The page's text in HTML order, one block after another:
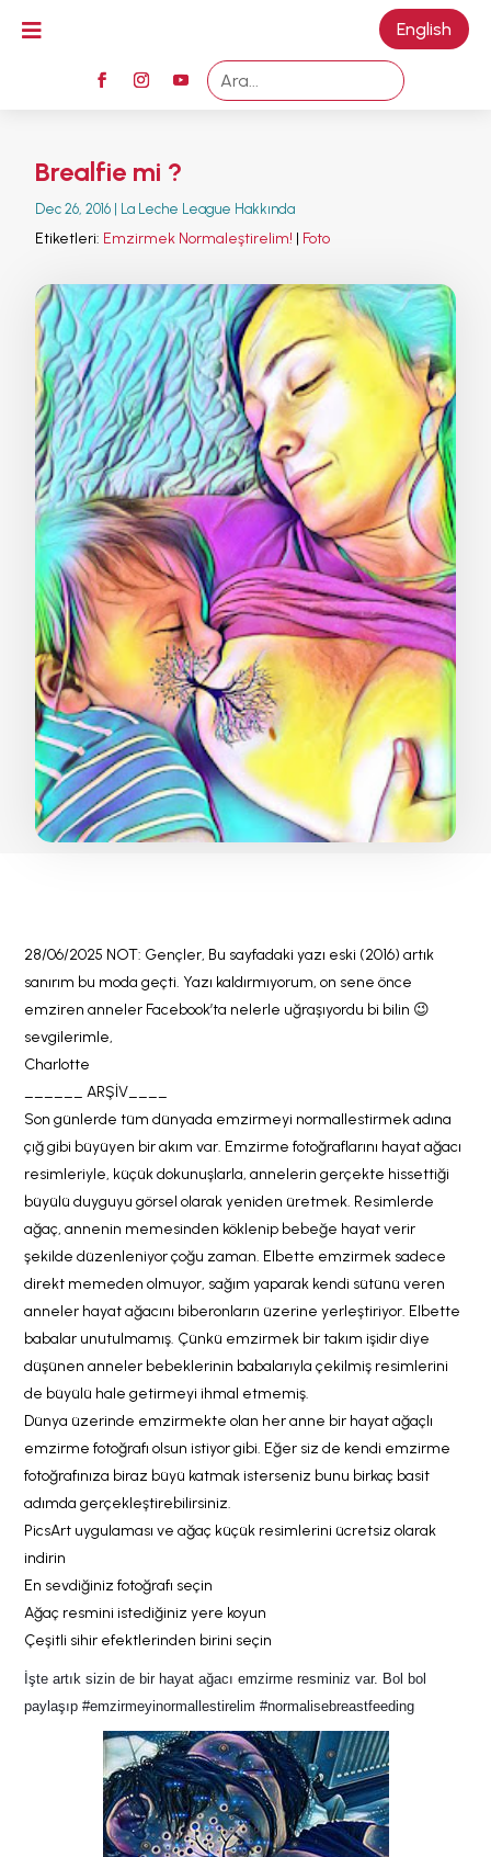
 English
M
Brealfie mi ?
Dec 26, 2016 La Leche League Hakkında
Etiketleri: Emzirmek Normaleştirelim! | Foto
28/06/2025 NOT: Gençler, Bu sayfadaki yazı eski (2016) artık
sanırım bu moda geçti. Yazı kaldırmıyorum, on sene önce
emziren anneler Facebook’ta nelerle uğraşıyordu bi bilin 😉
sevgilerimle,
Charlotte
______ ARŞİV____
Son günlerde tüm dünyada emzirmeyi normallestirmek adına
çığ gibi büyüyen bir akım var. Emzirme fotoğraflarını hayat ağacı
resimleriyle, küçük dokunuşlarla, annelerin gerçekte hissettiği
büyülü duyguyu görsel olarak yeniden üretmek. Resimlerde
ağaç, annenin memesinden köklenip bebeğe hayat verir
şekilde düzenleniyor çoğu zaman. Elbette emzirmek sadece
direkt memeden olmuyor, sağım yaparak kendi sütünü veren
anneler hayat ağacını biberonların üzerine yerleştiriyor. Elbette
babalar unutulmamış. Çünkü emzirmek bir takım işidir diye
düşünen anneler bebeklerinin babalarıyla çekilmiş resimlerini
de büyülü hale getirmeyi ihmal etmemiş.
Dünya üzerinde emzirmekte olan her anne bir hayat ağaçlı
emzirme fotoğrafı olsun istiyor gibi. Eğer siz de kendi emzirme
fotoğrafınıza biraz büyü katmak isterseniz bunu birkaç basit
adımda gerçekleştirebilirsiniz.
PicsArt uygulaması ve ağaç küçük resimlerini ücretsiz olarak
indirin
En sevdiğiniz fotoğrafı seçin
Ağaç resmini istediğiniz yere koyun
Çeşitli sihir efektlerinden birini seçin
İşte artık sizin de bir hayat ağacı emzirme resminiz var. Bol bol
paylaşıp #emzirmeyinormallestirelim #normalisebreastfeeding